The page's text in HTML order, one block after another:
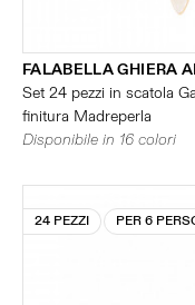
FALABELLA GHIERA
Set 24 pezzi in scatola
finitura Madreperla
Disponibile in 16 colori
24 PEZZI PER 6